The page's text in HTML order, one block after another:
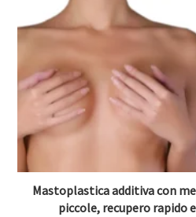
Mastoplastica additiva con
piccole, recupero rapido